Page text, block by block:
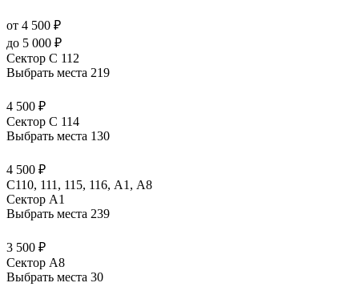
от 4 500 ₽
до 5 000 ₽
Сектор C 112
Выбрать места 219
4 500 ₽
Сектор C 114
Выбрать места 130
4 500 ₽
C110, 111, 115, 116, А1, A8
Сектор A1
Выбрать места 239
3 500 ₽
Сектор A8
Выбрать места 30